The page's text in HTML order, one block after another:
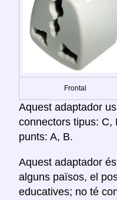
Frontal
Aquest adaptador
connectors tipus: C,
punts: A, B.
Aquest adaptador
alguns països, el
educatives; no té